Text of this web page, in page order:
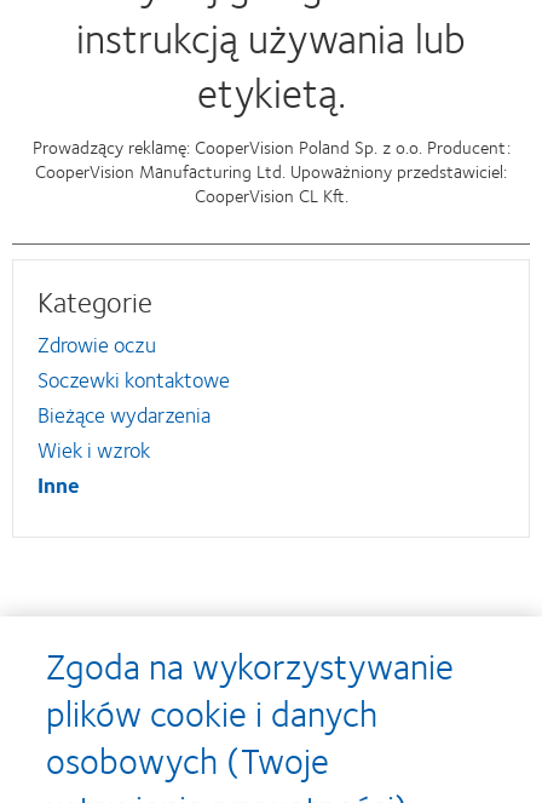
instrukcją używania lub
etykietą.
Prowadzący reklamę: CooperVision Poland Sp. z o.o. Producent:
CooperVision Manufacturing Ltd. Upoważniony przedstawiciel:
CooperVision CL Kft.
Kategorie
Zdrowie oczu
Soczewki kontaktowe
Bieżące wydarzenia
Wiek i wzrok
Inne
Nagrody
Learn
more
about
Learn
more
about
Zgoda na wykorzystywanie
plików cookie i danych
osobowych (Twoje